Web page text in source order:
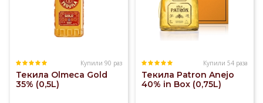
Купили 90 раз
Текила Olmeca Gold
35% (0,5L)
Купили 54 раза
Текила Patron Anejo
40% in Box (0,75L)